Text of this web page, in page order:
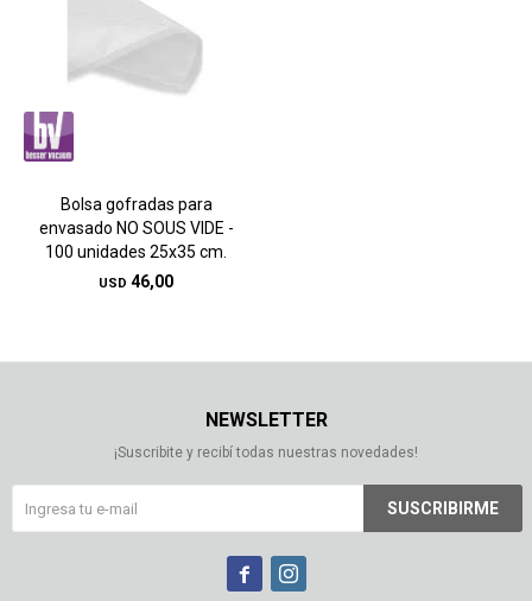
Bolsa gofradas para
envasado NO SOUS VIDE -
100 unidades 25x35 cm.
USD 46,00
NEWSLETTER
¡Suscribite y recibí todas nuestras novedades!
SUSCRIBIRME
 